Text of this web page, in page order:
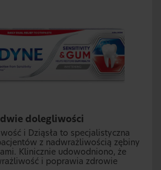
dolegliwości
i Dziąsła to specjalistyczna
z nadwrażliwością zębiny
Klinicznie udowodniono, że
i poprawia zdrowie